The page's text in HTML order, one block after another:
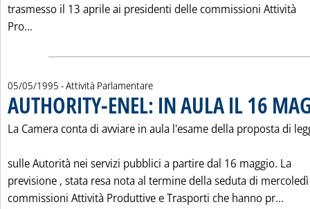
trasmesso il 13 aprile ai presidenti delle commissioni Attività
Pro...
05/05/1995 - Attività Parlamentare
AUTHORITY-ENEL: IN AULA IL 16
La Camera conta di avviare in aula l'esame della proposta di
sulle Autorità nei servizi pubblici a partire dal 16 maggio. La
previsione ‚ stata resa nota al termine della seduta di
commissioni Attività Produttive e Trasporti che hanno pr...